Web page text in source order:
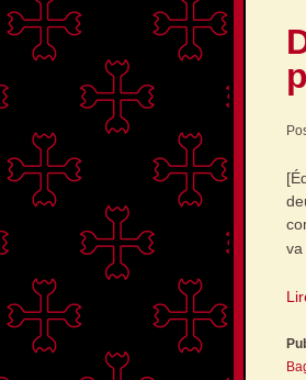
va